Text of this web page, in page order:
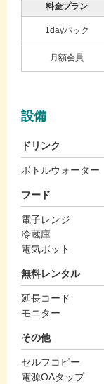
料金プラン
1dayパック
月額会員
設備
ドリンク
ボトルウォーター
フード
電子レンジ
冷蔵庫
電気ポット
無料レンタル
延長コード
モニター
その他
セルフコピー
電源OAタップ